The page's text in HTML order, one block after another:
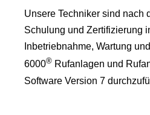
Unsere Techniker sind nach
Schulung und Zertifizierung
Inbetriebnahme, Wartung
6000® Rufanlagen und
Software Version 7